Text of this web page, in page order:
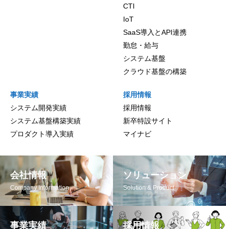
CTI
IoT
SaaS導入とAPI連携
勤怠・給与
システム基盤
クラウド基盤の構築
事業実績
システム開発実績
システム基盤構築実績
プロダクト導入実績
採用情報
採用情報
新卒特設サイト
マイナビ
会社情報
Company Information
ソリューション
Solution & Product
事業実績 採用情報